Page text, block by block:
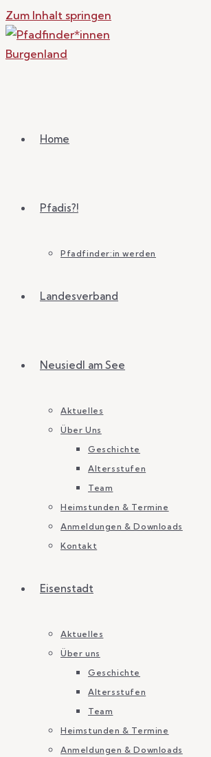
Zum Inhalt springen
Home
Pfadis?!
Pfadfinder:in werden
Landesverband
Neusiedl am See
Aktuelles
Über Uns
Geschichte
Altersstufen
Team
Heimstunden & Termine
Anmeldungen & Downloads
Kontakt
Eisenstadt
Aktuelles
Über uns
Geschichte
Altersstufen
Team
Heimstunden & Termine
Anmeldungen & Downloads